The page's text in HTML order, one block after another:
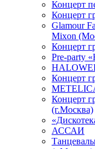
Концерт
Концерт
Glamour
Mixon
Концерт
Pre-party
Концерт
(г.Москва)
АССАИ